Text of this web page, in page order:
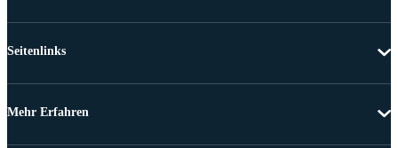
Seitenlinks
Mehr Erfahren